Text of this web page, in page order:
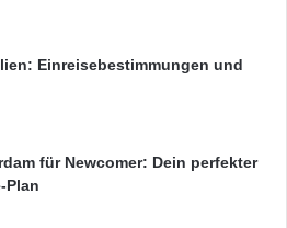
Einreisebestimmungen und
für Newcomer: Dein perfekter
Plan